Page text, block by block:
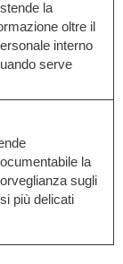
la
oltre il
interno
serve
la
sugli
più delicati